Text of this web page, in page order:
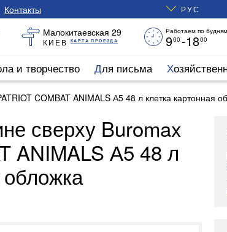
Контакты РУС
Малокитаевская 29
КИЕВ КАРТА ПРОЕЗДА
Работаем по будням
900 -1800
и творчество Для письма
COMBAT ANIMALS А5 48 л клетка картонная
сверху Buromax
ANIMALS А5 48 л
обложка